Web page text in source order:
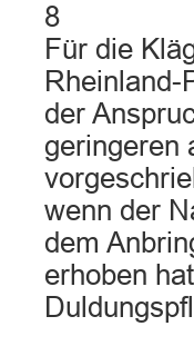
8
Für die
Rheinland-
der
geringeren
wenn der
dem
erhoben